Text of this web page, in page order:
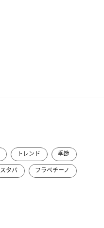
トレンド
季節
スタバ
フラペチーノ